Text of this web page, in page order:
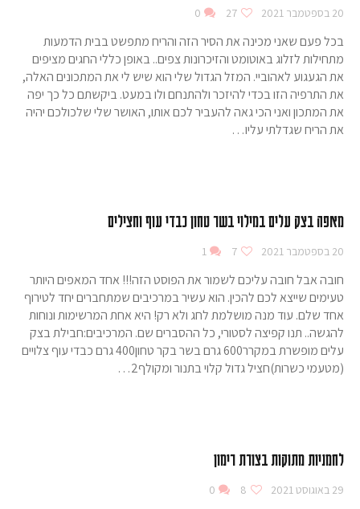
20 בספטמבר 2021 27
0
בכל פעם שאני מכינה את הסיר הזה והריח מתפשט בבית הדמעות
מתחילות לזלוג באוטומט והזיכרונות צפים.. באופן כללי החגים מציפים
את הגעגוע לאהוביי. המזל הגדול שלי הוא שיש לי את המתכונים האלה,
את התרפיה הזו בכדי להיזכר ולהתנחם ולו במעט. ביקשתם כל כך יפה
את המתכון ואני הכי גאה להעביר לכם אותו, האושר שלי שלכולכם יהיה
את הריח שגדלתי עליו…
מאפה בצק עלים במילוי בשר טחון כבדי עוף וחצילים
20 בספטמבר 2021 7
1
חובה אבל חובה עליכם לשמור את הפוסט הזה!!! אחד המאפים היותר
טעימים שייצא לכם להכין. הוא עשיר במרכיבים שמתחברים יחד לטירוף
אחד שלם. עוד מנה מושלמת לחג ולא רק! היא אחת המרשימות ונוחות
להגשה.. תנו קפיצה לסטורי, כל ההסברים שם. המרכיבים:חבילת בצק
עלים מופשרת במקרר600 גרם בשר בקר טחון400 גרם כבדי עוף צלויים
(מטעמי כשרות)חציל גדול קלוי בתנור ומקולף2…
לחמניות מתוקות בצורת רימון
29 באוגוסט 2021 8
0